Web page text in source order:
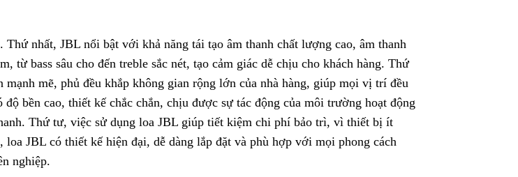
nhất, JBL nổi bật với khả năng tái tạo âm thanh chất lượng cao, âm thanh
từ bass sâu cho đến treble sắc nét, tạo cảm giác dễ chịu cho khách hàng. Thứ
mẽ, phủ đều khắp không gian rộng lớn của nhà hàng, giúp mọi vị trí đều
bền cao, thiết kế chắc chắn, chịu được sự tác động của môi trường hoạt động
Thứ tư, việc sử dụng loa JBL giúp tiết kiệm chi phí bảo trì, vì thiết bị ít
JBL có thiết kế hiện đại, dễ dàng lắp đặt và phù hợp với mọi phong cách
nghiệp.